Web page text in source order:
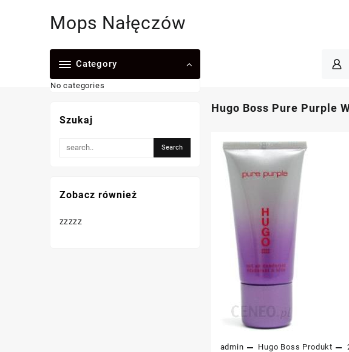
Mops Nałęczów
Category
No categories
Hugo Boss Pure Purple
admin Hugo Boss Produkt
Szukaj
Zobacz również
zzzzz